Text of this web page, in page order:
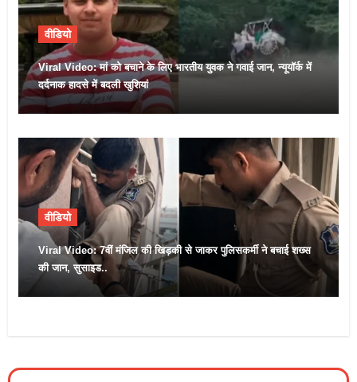
वीडियो
Viral Video: मां को बचाने के लिए भारतीय युवक ने गवाई जान, न्यूयॉर्क में
दर्दनाक हादसे में बदली खुशियां
वीडियो
Viral Video: 7वीं मंजिल की खिड़की से जाकर पुलिसकर्मी ने बचाई शख्स
की जान, सुसाइड..